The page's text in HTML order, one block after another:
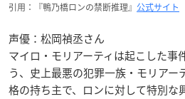
引用：『鴨乃橋ロンの禁断推理』 公式サイト
声優：松岡禎丞さん
マイロ・モリアーティは起こした事
う、史上最悪の犯罪一族・モリアー
格の持ち主で、ロンに対して特別な